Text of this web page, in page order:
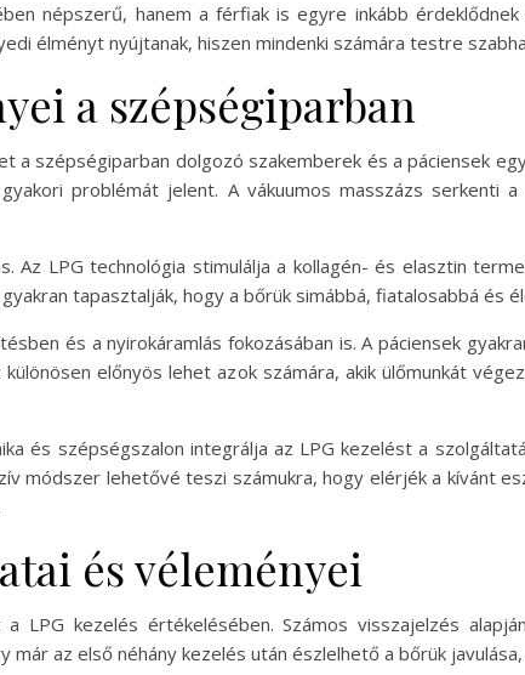
népszerű, hanem a férfiak is egyre inkább
élményt nyújtanak, hiszen mindenki számára testre
a szépségiparban
a szépségiparban dolgozó szakemberek és a páciensek
problémát jelent. A vákuumos masszázs serkenti
Az LPG technológia stimulálja a kollagén- és elasztin
tapasztalják, hogy a bőrük simábbá, fiatalosabbá és
és a nyirokáramlás fokozásában is. A páciensek
előnyös lehet azok számára, akik ülőmunkát
és szépségszalon integrálja az LPG kezelést a
módszer lehetővé teszi számukra, hogy elérjék a kívánt
és véleményei
LPG kezelés értékelésében. Számos visszajelzés
már az első néhány kezelés után észlelhető a bőrük